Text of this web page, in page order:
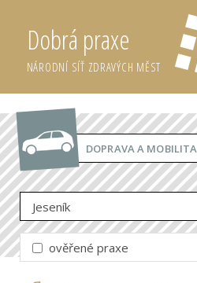
Dobrá praxe
NÁRODNÍ SÍŤ ZDRAVÝCH MĚST
DOPRAVA A MOBILITA
Jeseník
ověřené praxe